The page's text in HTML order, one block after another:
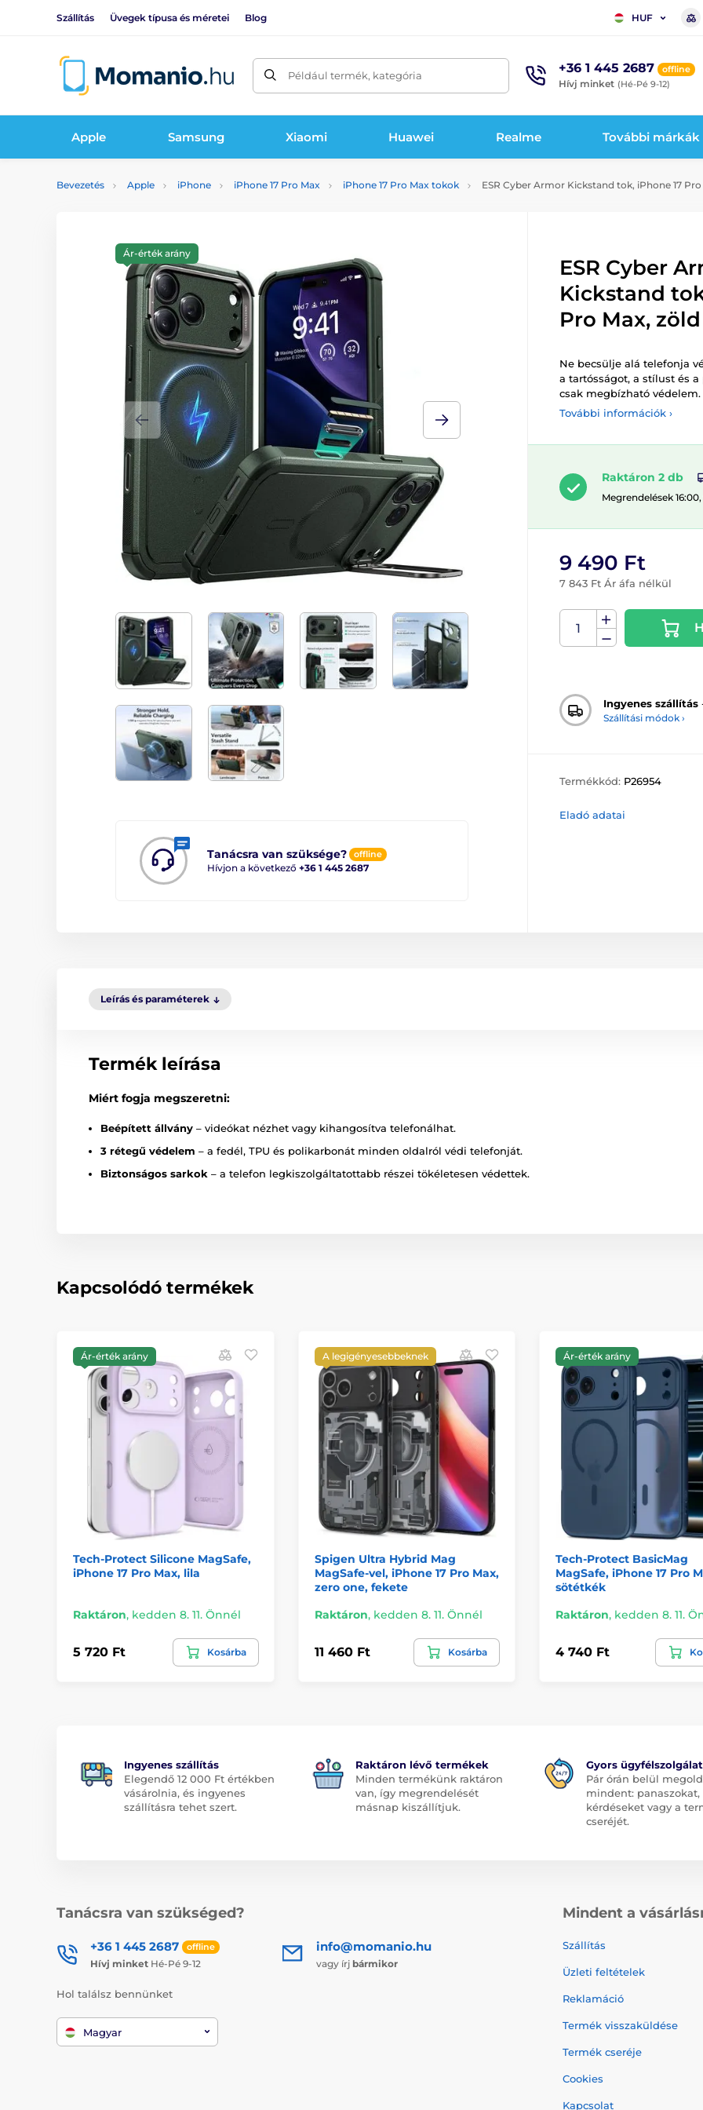
Szállítás Üvegek típusa és méretei Blog HUF
Például termék, kategória +36 1 445 2687 offline
Hívj minket (Hé-Pé 9-12)
Apple Samsung Xiaomi Huawei Realme További márkák
Bevezetés Apple iPhone iPhone 17 Pro Max iPhone 17 Pro Max tokok ESR Cyber Armor Kickstand tok, iPhone 17 Pro
Tanácsra van szüksége? offline
Hívjon a következő +36 1 445 2687
Ár-érték arány
ESR Cyber
Kickstand
Pro Max, zöld
Ne becsülje alá telefonja
a tartósságot, a stílust és
csak megbízható védelem.
További információk ›
Raktáron 2 db
Megrendelések
9 490 Ft
7 843 Ft Ár áfa nélkül
Ingyenes szállítás
Szállítási módok ›
Termékkód: P26954
Eladó adatai
Leírás és paraméterek
Termék leírása
Miért fogja megszeretni:
Beépített állvány – videókat nézhet vagy kihangosítva telefonálhat.
3 rétegű védelem – a fedél, TPU és polikarbonát minden oldalról védi telefonját.
Biztonságos sarkok – a telefon legkiszolgáltatottabb részei tökéletesen védettek.
Kapcsolódó termékek
Ár-érték arány
Tech-Protect Silicone MagSafe,
iPhone 17 Pro Max, lila
Raktáron, kedden 8. 11. Önnél
5 720 Ft Kosárba
A legigényesebbeknek
Spigen Ultra Hybrid Mag
MagSafe-vel, iPhone 17 Pro Max,
zero one, fekete
Raktáron, kedden 8. 11. Önnél
11 460 Ft Kosárba
Ár-érték arány
Tech-Protect BasicMag
MagSafe, iPhone 17 Pro
sötétkék
Raktáron, kedden 8. 11.
4 740 Ft
Ingyenes szállítás
Elegendő 12 000 Ft értékben
vásárolnia, és ingyenes
szállításra tehet szert.
Raktáron lévő termékek
Minden termékünk raktáron
van, így megrendelését
másnap kiszállítjuk.
Gyors ügyfélszolgálat
Pár órán belül
mindent: panaszokat,
kérdéseket vagy a
cseréjét.
Tanácsra van szükséged?
+36 1 445 2687 offline
Hívj minket Hé-Pé 9-12
info@momanio.hu
vagy írj bármikor
Hol találsz bennünket
Magyar
Mindent a
Szállítás
Üzleti feltételek
Reklamáció
Termék visszaküldése
Termék cseréje
Cookies
Kapcsolat